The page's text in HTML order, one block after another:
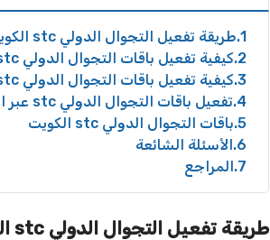
1 طريقة تفعيل التجوال الدولي stc الكويت
2 كيفية تفعيل باقات التجوال الدولي stc عبر الموقع الإلكتروني
3 كيفية تفعيل باقات التجوال الدولي stc عبر التطبيق
4 تفعيل باقات التجوال الدولي stc عبر الرسائل
5 باقات التجوال الدولي stc الكويت
6 الأسئلة الشائعة
7 المراجع
طريقة تفعيل التجوال الدولي stc الكويت